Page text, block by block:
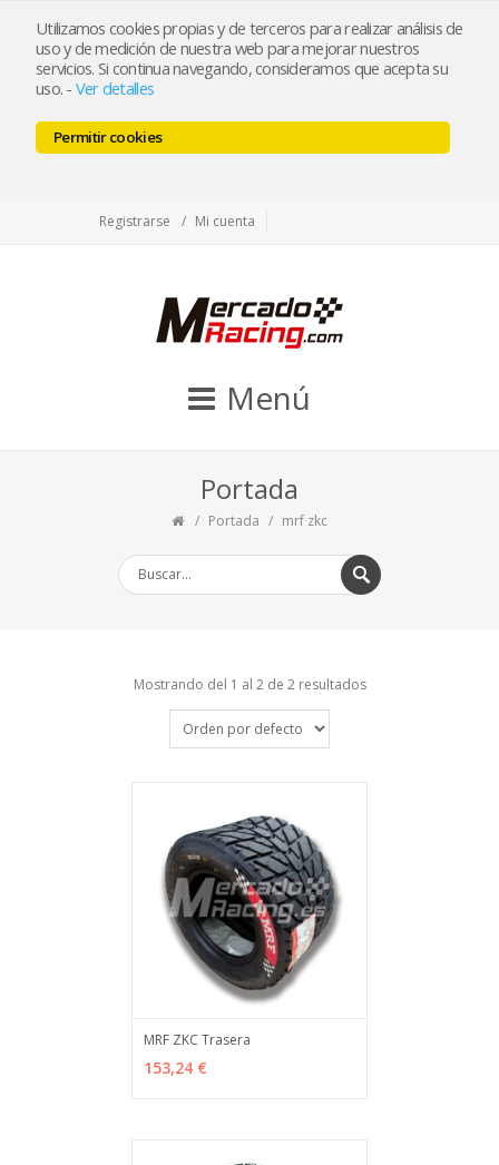
Utilizamos cookies propias y de terceros para realizar análisis de
uso y de medición de nuestra web para mejorar nuestros
servicios. Si continua navegando, consideramos que acepta su
uso. - Ver detalles
Permitir cookies
tienda@mercadoracing.com
Registrarse
Mi cuenta
Menú
Portada
Portada mrf zkc
Mostrando del 1 al 2 de 2 resultados
AÑADIR
MRF ZKC Trasera
153,24 €